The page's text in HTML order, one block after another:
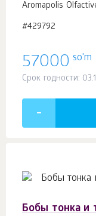
Aromapolis
#429792
57000 so'm
Срок годности:
Бобы тонка и